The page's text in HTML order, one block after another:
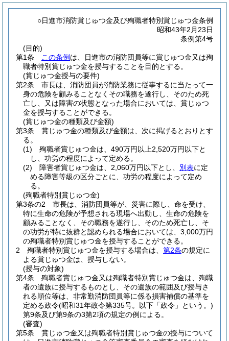
○日進市消防賞じゅつ金及び殉職者特別賞じゅつ金条例
昭和43年2月23日
条例第4号
(目的)
第1条
この条例 は、日進市の消防団員等に賞じゅつ金又は殉
職者特別賞じゅつ金を授与することを目的とする。
(賞じゅつ金授与の要件)
第2条
市長は、消防団員が消防業務に従事するに当たって一
身の危険を顧みることなくその職務を遂行し、そのため死
亡し、又は障害の状態となった場合においては、賞じゅつ
金を授与することができる。
(賞じゅつ金の種類及び金額)
第3条
賞じゅつ金の種類及び金額は、次に掲げるとおりとす
る。
(1)
殉職者賞じゅつ金は、490万円以上2,520万円以下と
し、功労の程度によって定める。
(2)
障害者賞じゅつ金は、2,060万円以下とし、 別表に定
める障害等級の区分ごとに、功労の程度によって定め
る。
(殉職者特別賞じゅつ金)
第3条の2
市長は、消防団員等が、災害に際し、命を受け、
特に生命の危険が予想される現場へ出動し、生命の危険を
顧みることなく、その職務を遂行し、そのため死亡し、そ
の功労が特に抜群と認められる場合においては、3,000万円
の殉職者特別賞じゅつ金を授与することができる。
2
殉職者特別賞じゅつ金を授与する場合は、 第2条の規定に
よる賞じゅつ金は、授与しない。
(授与の対象)
第4条
殉職者賞じゅつ金又は殉職者特別賞じゅつ金は、殉職
者の遺族に授与するものとし、その遺族の範囲及び授与さ
れる順位等は、非常勤消防団員等に係る損害補償の基準を
定める政令(昭和31年政令第335号。以下「政令」という。)
第9条及び第9条の3第2項の規定の例による。
(審査)
第5条
賞じゅつ金又は殉職者特別賞じゅつ金の授与について